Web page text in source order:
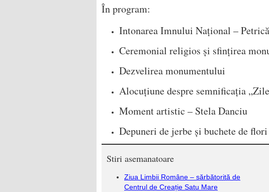
În program:
Intonarea Imnului Național –
Ceremonial religios și sfințirea
Dezvelirea monumentului
Alocuțiune despre semnificația
Moment artistic – Stela Danciu
Depuneri de jerbe și buchete de flori
Stiri asemanatoare
Ziua Limbii Române – sărbătorită de
Centrul de Creație Satu Mare